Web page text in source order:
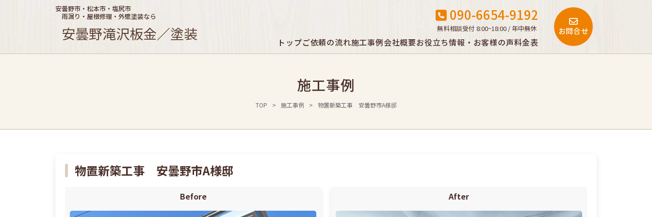
安曇野市・松本市・塩尻市
雨漏り・屋根修理・外壁塗装なら
安曇野滝沢板金／塗装
090-6654-9192
無料相談受付 8:00~18:00 / 年中無休
トップご依頼の流れ施工事例会社概要お役立ち情報・お客様の声料金表
お問合せ
施工事例
TOP > 施工事例 > 物置新築工事 安曇野市A様邸
物置新築工事 安曇野市A様邸
Before After